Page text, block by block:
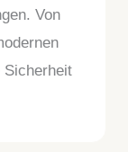
Von
Sicherheit